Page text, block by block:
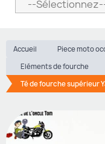
Accueil Piece moto
Eléments de fourche
Té de fourche supérieur